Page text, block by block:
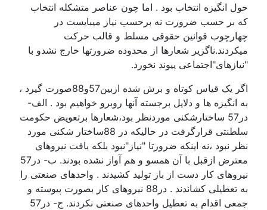
حول انگیزه انتخاب بود . اما چون عناصر متشکله انتخاب
که بر حسب ضرورت نه برحسب نیاز میبایست در
چهارچوب قوانین حقوقی مسلط و قالب حرکت
میکردند.ناگزیر شعارها از محدوده ضرورتها خارج نشدو با
"نیازهای"اجتماعی پیوند نخورد.
اگر یک قیاس کوتاه و برش شده ازبین57و88صورت گیرد ،
به انگیزه ها و دلایل برجسته آنها روبرو خواهیم بود . الف-
در57 ساختارشکنی موردنظر بود،شعارها برتعویض حکومت
سلطنتی قرارگرفت در حالیکه در 88ساختار شکنی مورد
نظر نبود ،نه اینکه ضرورتا "نیاز"نبود بلکه بافت نیروهای
معترض ازقبل با آن همسو و هم آواز نشده بودند. ب- در57
نیروهای کار دست از باز تولید کشیدند . واحدهای صنعتی را
به تعطیلی کشاندند . در88 نیروهای کار بصورت پیوسته و
جمعی اقدام به تعطیل واحدهای صنعتی نکردند. ج- در57